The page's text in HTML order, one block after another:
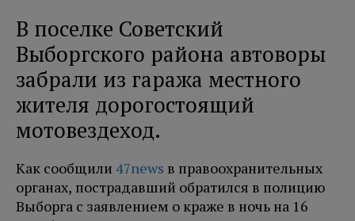
В поселке Советский
Выборгского района автоворы
забрали из гаража местного
жителя дорогостоящий
мотовездеход.
Как сообщили 47news в правоохранительных
органах, пострадавший обратился в полицию
Выборга с заявлением о краже в ночь на 16